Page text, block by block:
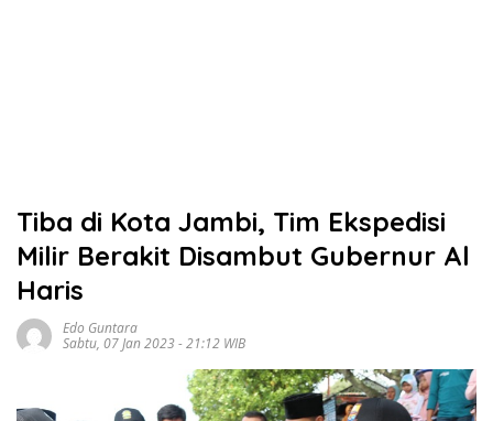
Tiba di Kota Jambi, Tim Ekspedisi
Milir Berakit Disambut Gubernur Al
Haris
Edo Guntara
Sabtu, 07 Jan 2023 - 21:12 WIB